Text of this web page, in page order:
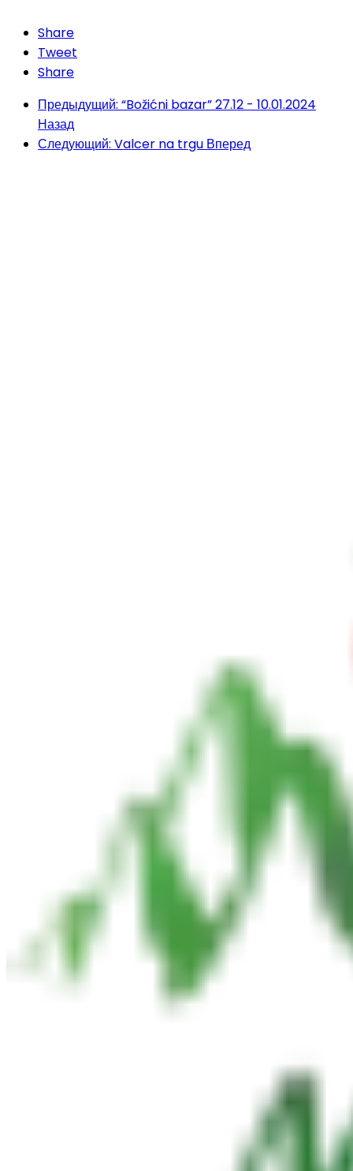
Share
Tweet
Share
Предыдущий: “Božićni bazar” 27.12 - 10.01.2024
Назад
Следующий: Valcer na trgu Вперед